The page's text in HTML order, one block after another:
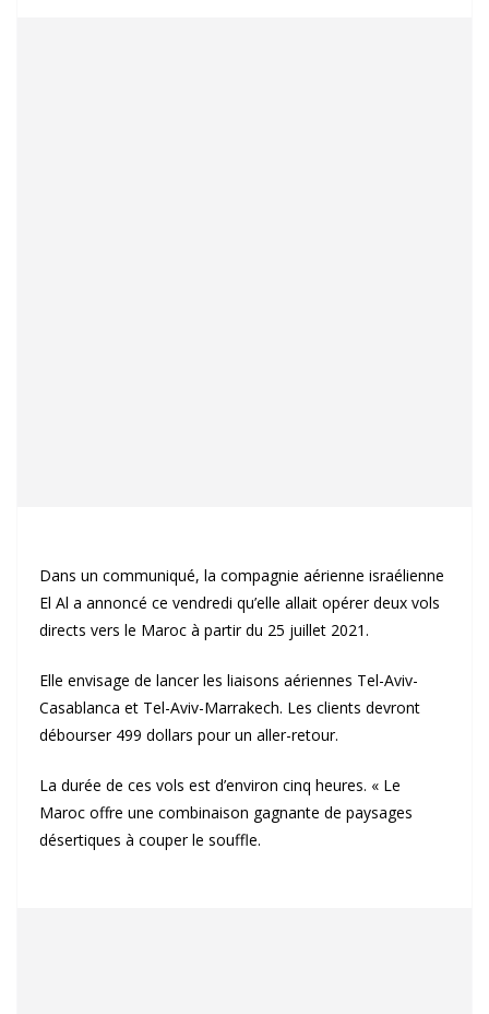
Dans un communiqué, la compagnie aérienne israélienne
El Al a annoncé ce vendredi qu’elle allait opérer deux vols
directs vers le Maroc à partir du 25 juillet 2021.
Elle envisage de lancer les liaisons aériennes Tel-Aviv-
Casablanca et Tel-Aviv-Marrakech. Les clients devront
débourser 499 dollars pour un aller-retour.
La durée de ces vols est d’environ cinq heures. « Le
Maroc offre une combinaison gagnante de paysages
désertiques à couper le souffle.